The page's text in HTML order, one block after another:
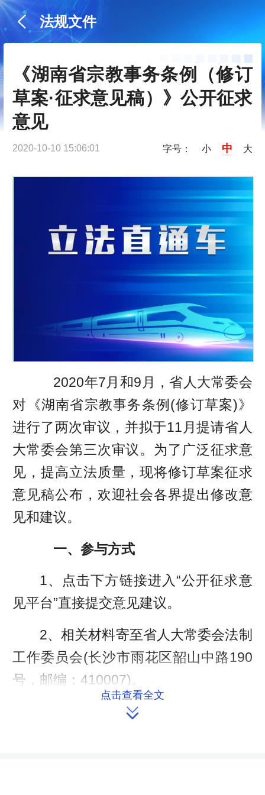
法规文件
《湖南省宗教事务条例（修订
草案·征求意见稿）》公开征求
意见
2020-10-10 15:06:01 字号： 小 中 大
2020年7月和9月，省人大常委会
对《湖南省宗教事务条例(修订草案)》
进行了两次审议，并拟于11月提请省人
大常委会第三次审议。为了广泛征求意
见，提高立法质量，现将修订草案征求
意见稿公布，欢迎社会各界提出修改意
见和建议。
一、参与方式
1、点击下方链接进入“公开征求意
见平台”直接提交意见建议。
2、相关材料寄至省人大常委会法制
工作委员会(长沙市雨花区韶山中路190
号，邮编：410007)。
3、发送电子邮件至
点击查看全文
